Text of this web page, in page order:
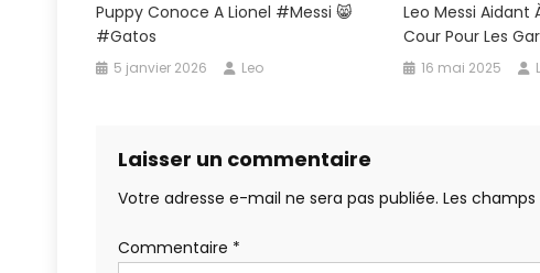
Puppy Conoce A Lionel #Messi 😸
#gatos
5 janvier 2026 Leo
Leo Messi Aidant
Cour Pour Les
16 mai 2025
Laisser un commentaire
Votre adresse e-mail ne sera pas publiée. Les
Commentaire *